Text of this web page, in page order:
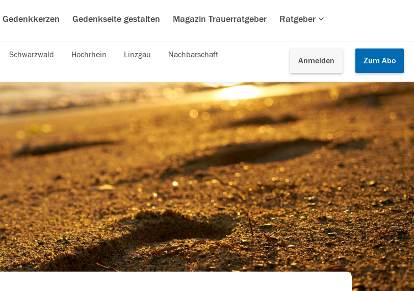
Gedenkkerzen Gedenkseite gestalten Magazin Trauerratgeber Ratgeber
Anmelden Zum Abo
Schwarzwald Hochrhein Linzgau Nachbarschaft